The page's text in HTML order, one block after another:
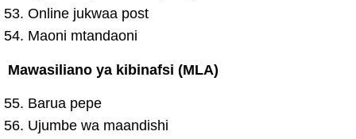
Online jukwaa post
Maoni mtandaoni
Mawasiliano ya kibinafsi (MLA)
Barua pepe
Ujumbe wa maandishi